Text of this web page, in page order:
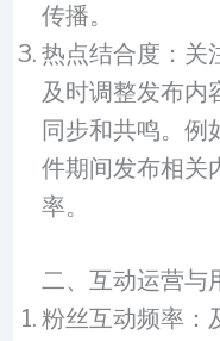
传播。
热点结合度：关
及时调整发布内
同步和共鸣。例
件期间发布相关
率。
二、互动运营与
粉丝互动频率：